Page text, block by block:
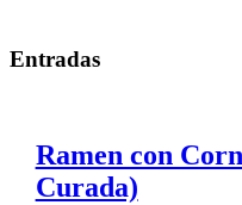
Entradas
Ramen con
Curada)